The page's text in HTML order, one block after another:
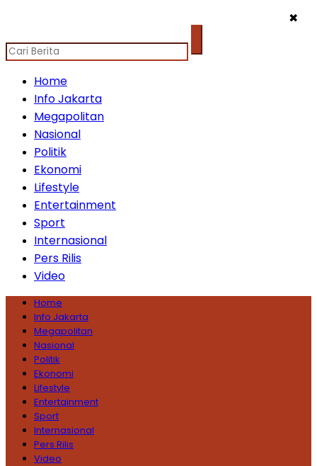
✖
Home
Info Jakarta
Megapolitan
Nasional
Politik
Ekonomi
Lifestyle
Entertainment
Sport
Internasional
Pers Rilis
Video
Home
Info Jakarta
Megapolitan
Nasional
Politik
Ekonomi
Lifestyle
Entertainment
Sport
Internasional
Pers Rilis
Video